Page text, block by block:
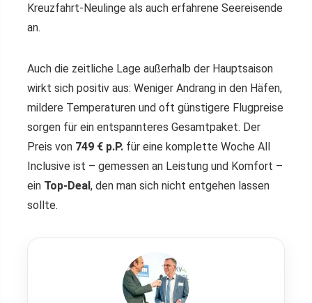
Kreuzfahrt-Neulinge als auch erfahrene Seereisende
an.
Auch die zeitliche Lage außerhalb der Hauptsaison
wirkt sich positiv aus: Weniger Andrang in den Häfen,
mildere Temperaturen und oft günstigere Flugpreise
sorgen für ein entspannteres Gesamtpaket. Der
Preis von 749 € p.P. für eine komplette Woche All
Inclusive ist – gemessen an Leistung und Komfort –
ein Top-Deal, den man sich nicht entgehen lassen
sollte.